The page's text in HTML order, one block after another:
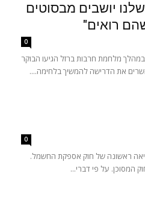
יושבים מבסוטים
רואים"
0
מלחמת חרבות ברזל הגיעו הבוקר
את הדרישה להמשיך בלחימה....
0
ראשונה של חוק אספקת החשמל.
המסוכן. על פי דברי...